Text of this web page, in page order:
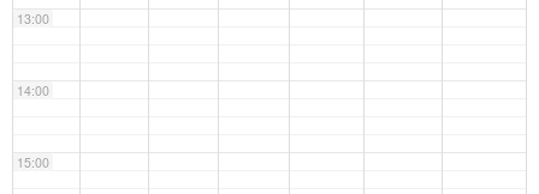
13:00
14:00
15:00